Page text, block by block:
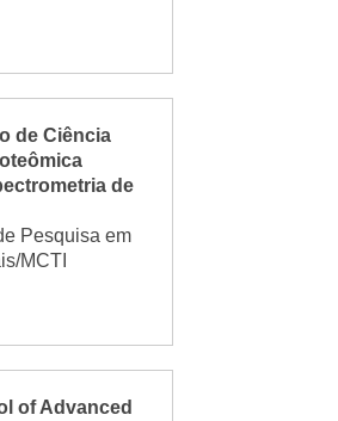
de Ciência
de
Pesquisa em
MCTI
of Advanced